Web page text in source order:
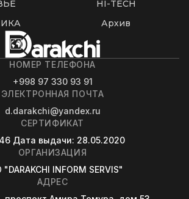
HI-TECH
Архив
НОМЕР ТЕЛЕФОНА
+998 97 330 93 91
ЭЛЕКТРОННАЯ ПОЧТА
d.darakchi@yandex.ru
СЕРТИФИКАТ
Дата выдачи: 28.05.2020
ОРГАНИЗАЦИЯ
"DARAKCHI INFORM SERVIS"
АДРЕС